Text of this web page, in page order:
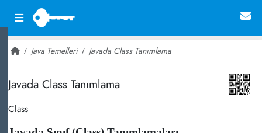
Java Temelleri Javada Class Tanımlama
Javada Class Tanımlama
Class